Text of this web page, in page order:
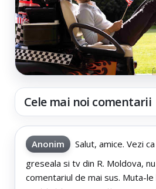
Cele mai noi comentarii
Anonim
Salut, amice. Vezi
greseala si tv din R. Moldova,
comentariul de mai sus. Muta-